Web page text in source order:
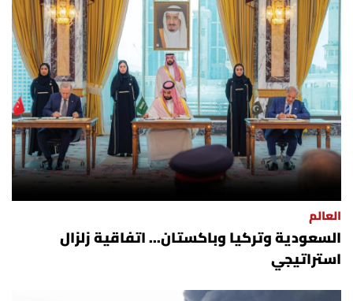
العالم
السعودية وتركيا وباكستان... اتفاقية زلزال
استراتيجي